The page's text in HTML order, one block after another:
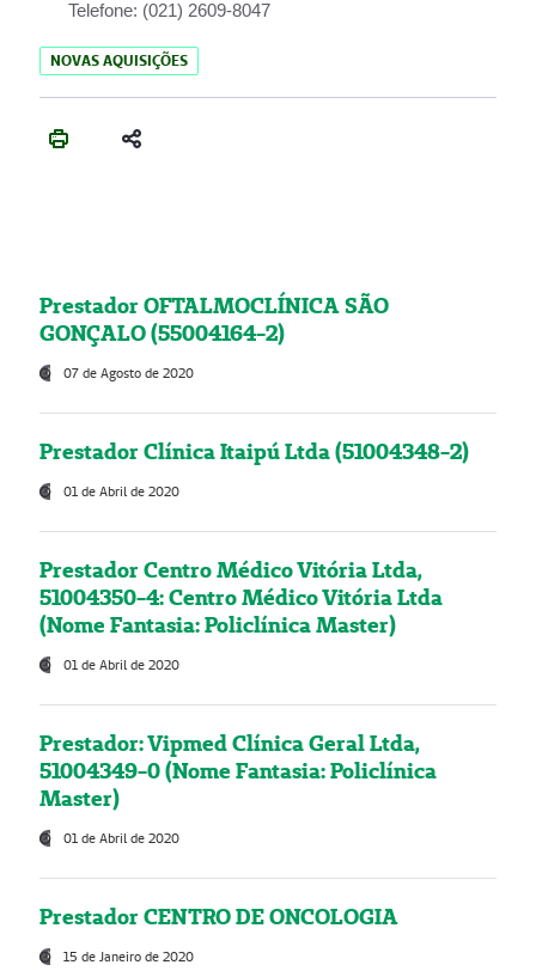
Telefone: (021) 2609-8047
NOVAS AQUISIÇÕES
Prestador OFTALMOCLÍNICA SÃO
GONÇALO (55004164-2)
07 de Agosto de 2020
Prestador Clínica Itaipú Ltda (51004348-2)
01 de Abril de 2020
Prestador Centro Médico Vitória Ltda,
51004350-4: Centro Médico Vitória Ltda
(Nome Fantasia: Policlínica Master)
01 de Abril de 2020
Prestador: Vipmed Clínica Geral Ltda,
51004349-0 (Nome Fantasia: Policlínica
Master)
01 de Abril de 2020
Prestador CENTRO DE ONCOLOGIA
15 de Janeiro de 2020